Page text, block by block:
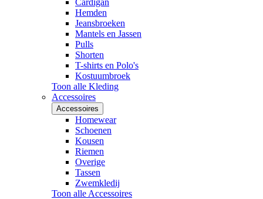
Cardigan
Hemden
Jeansbroeken
Mantels en Jassen
Pulls
Shorten
T-shirts en Polo's
Kostuumbroek
Toon alle Kleding
Accessoires
Accessoires
Homewear
Schoenen
Kousen
Riemen
Overige
Tassen
Zwemkledij
Toon alle Accessoires